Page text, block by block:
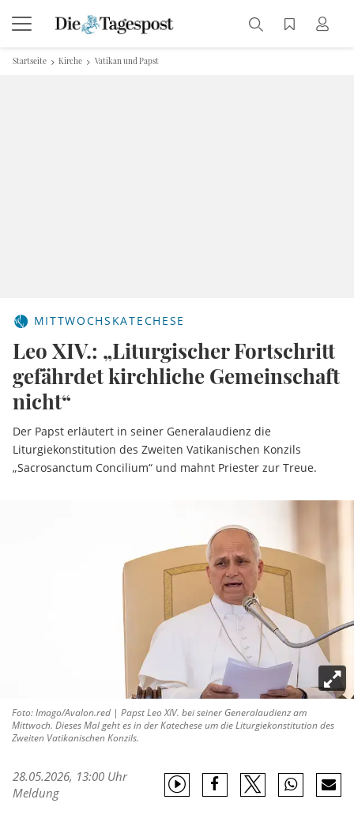
Startseite Kirche Vatikan und Papst
MITTWOCHSKATECHESE
Leo XIV.: „Liturgischer Fortschritt
gefährdet kirchliche Gemeinschaft
nicht“
Der Papst erläutert in seiner Generalaudienz die
Liturgiekonstitution des Zweiten Vatikanischen Konzils
„Sacrosanctum Concilium“ und mahnt Priester zur Treue.
Foto: Imago/Avalon.red | Papst Leo XIV. bei seiner Generalaudienz am
Mittwoch. Dieses Mal geht es in der Katechese um die Liturgiekonstitution des
Zweiten Vatikanischen Konzils.
28.05.2026, 13:00 Uhr
Meldung